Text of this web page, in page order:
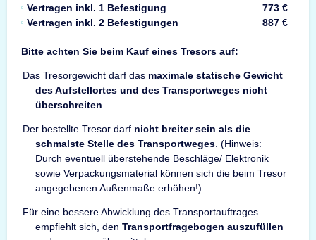
Vertragen inkl. 1 Befestigung
773 €
Vertragen inkl. 2 Befestigungen
887 €
Bitte achten Sie beim Kauf eines Tresors auf:
Das Tresorgewicht darf das maximale statische Gewicht
des Aufstellortes und des Transportweges nicht
überschreiten
Der bestellte Tresor darf nicht breiter sein als die
schmalste Stelle des Transportweges . (Hinweis:
Durch eventuell überstehende Beschläge/ Elektronik
sowie Verpackungsmaterial können sich die beim Tresor
angegebenen Außenmaße erhöhen!)
Für eine bessere Abwicklung des Transportauftrages
empfiehlt sich, den Transportfragebogen auszufüllen